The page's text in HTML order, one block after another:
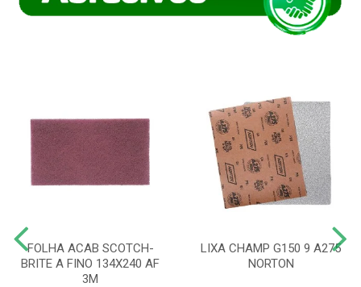
FOLHA ACAB SCOTCH-
BRITE A FINO 134X240 AF
3M
LIXA CHAMP G150 9 A275
NORTON